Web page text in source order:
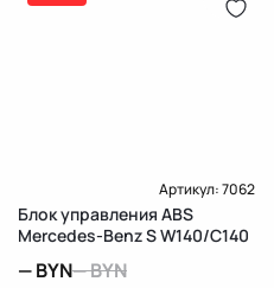
Артикул:7062
Блок управления ABS
Mercedes-Benz S W140/C140
—BYN—BYN